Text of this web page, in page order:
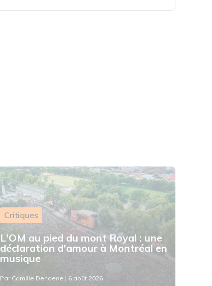
Critiques
L'OM au pied du mont Royal : une
déclaration d'amour à Montréal en
musique
Par Camille Dehaene | 6 août 2026